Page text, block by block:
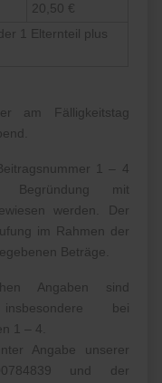
20,50 €
1 Elternteil plus
am Fälligkeitstag
1 – 4
mit
werden. Der
im Rahmen der
Beträge.
Angaben sind
bei
1 – 4.
Angabe unserer
und der